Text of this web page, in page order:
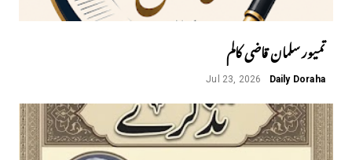
تمیور سلمان قاضی کالم
Daily Doraha
Jul 23, 2026